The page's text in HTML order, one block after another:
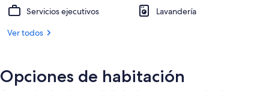
Servicios ejecutivos
Lavandería
Ver todos
Opciones de habitación